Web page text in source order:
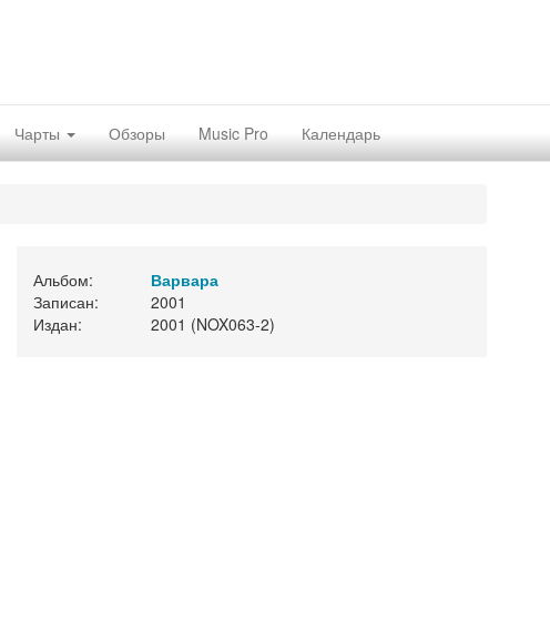
Чарты Обзоры Music Pro Календарь
Альбом:
Варвара
Записан:
2001
Издан:
2001 (NOX063-2)